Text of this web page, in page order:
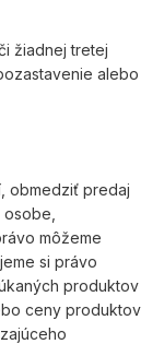
žiadnej tretej
alebo
obmedziť predaj
môžeme
si právo
produktov
ceny produktov